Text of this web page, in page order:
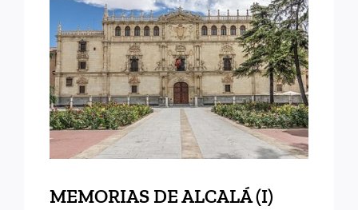
MEMORIAS DE ALCALÁ (I)
MEMORIAS DE ALCALÁ (I)